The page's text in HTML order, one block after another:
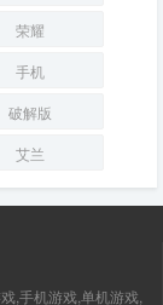
荣耀
手机
破解版
艾兰
,手机游戏,单机游戏,